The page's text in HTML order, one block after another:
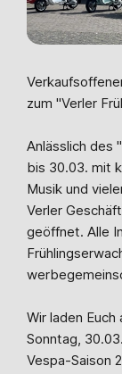
zum "Verler
Anlässlich des
bis 30.03. mit
Musik und
Verler
geöffnet. Alle
Wir laden
Sonntag,
Vespa-Saison